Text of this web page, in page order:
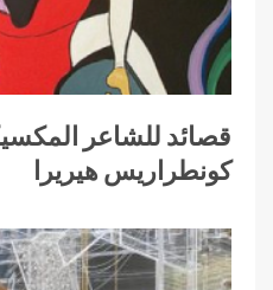
قصائد للشاعر
كونطراريس هيريرا